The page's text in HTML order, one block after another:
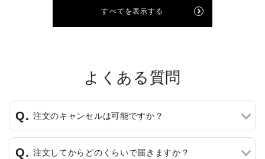
すべてを表示する
よくある質問
注文のキャンセルは可能ですか？
注文してからどのくらいで届きますか？